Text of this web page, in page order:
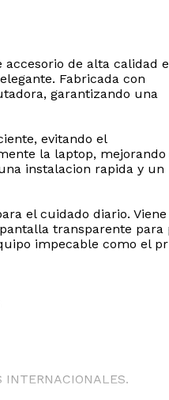
accesorio de alta calidad
Fabricada con
garantizando una
evitando el
la laptop, mejorando
instalacion rapida y un
el cuidado diario. Viene
transparente para
impecable como el
INTERNACIONALES.